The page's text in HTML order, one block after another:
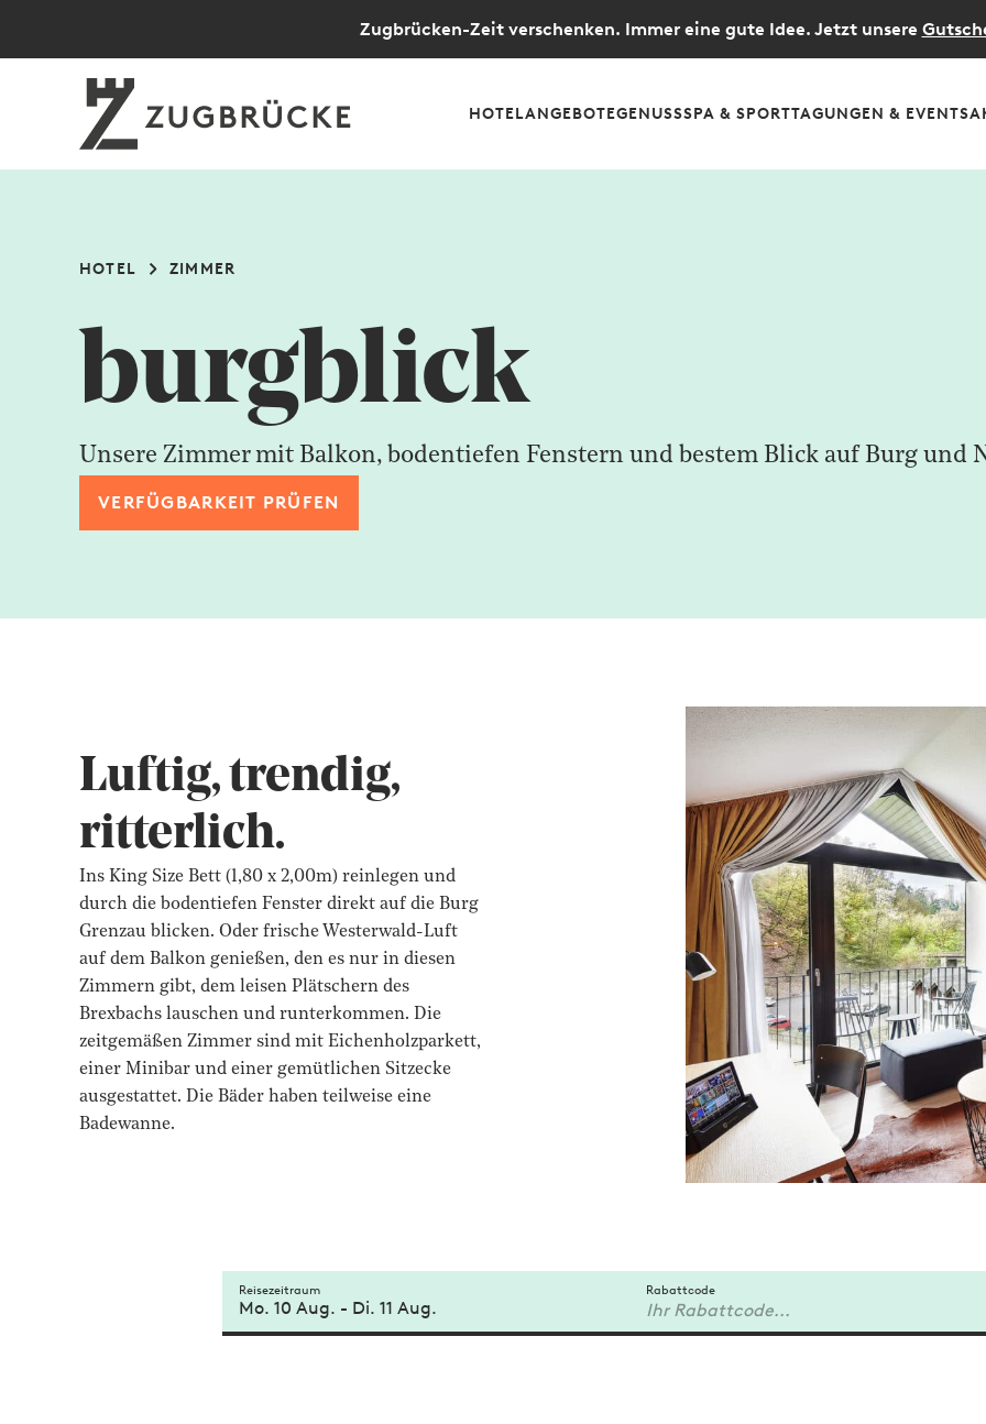
Zugbrücken-Zeit verschenken. Immer eine gute Idee. Jetzt unsere
HOTELANGEBOTEGENUSSSPA & SPORTTAGUNGEN & EVENTS
HOTEL ZIMMER
burgblick
Unsere Zimmer mit Balkon, bodentiefen Fenstern und bestem Blick auf Burg und
VERFÜGBARKEIT PRÜFEN
Luftig, trendig,
ritterlich.
Ins King Size Bett (1,80 x 2,00m) reinlegen und
durch die bodentiefen Fenster direkt auf die Burg
Grenzau blicken. Oder frische Westerwald-Luft
auf dem Balkon genießen, den es nur in diesen
Zimmern gibt, dem leisen Plätschern des
Brexbachs lauschen und runterkommen. Die
zeitgemäßen Zimmer sind mit Eichenholzparkett,
einer Minibar und einer gemütlichen Sitzecke
ausgestattet. Die Bäder haben teilweise eine
Badewanne.
Reisezeitraum
Mo. 10 Aug. - Di. 11 Aug.
Rabattcode